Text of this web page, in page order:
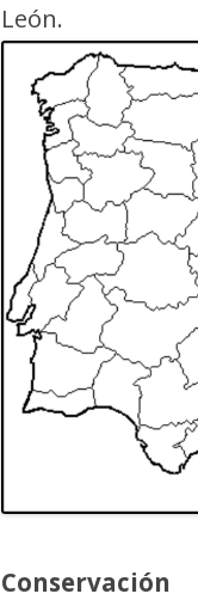
León.
Conservación